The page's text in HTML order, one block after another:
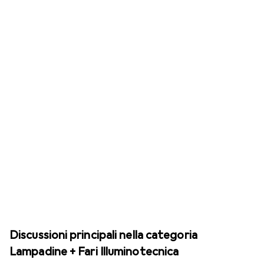
Discussioni principali nella categoria
Lampadine + Fari Illuminotecnica